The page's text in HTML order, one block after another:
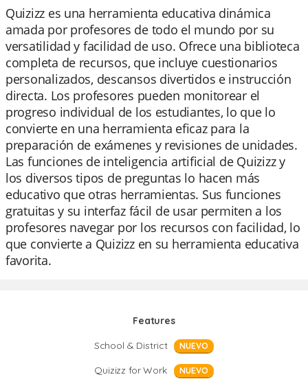
Quizizz es una herramienta educativa dinámica
amada por profesores de todo el mundo por su
versatilidad y facilidad de uso. Ofrece una biblioteca
completa de recursos, que incluye cuestionarios
personalizados, descansos divertidos e instrucción
directa. Los profesores pueden monitorear el
progreso individual de los estudiantes, lo que lo
convierte en una herramienta eficaz para la
preparación de exámenes y revisiones de unidades.
Las funciones de inteligencia artificial de Quizizz y
los diversos tipos de preguntas lo hacen más
educativo que otras herramientas. Sus funciones
gratuitas y su interfaz fácil de usar permiten a los
profesores navegar por los recursos con facilidad, lo
que convierte a Quizizz en su herramienta educativa
favorita.
Features
School & District
NUEVO
Quizizz for Work NUEVO